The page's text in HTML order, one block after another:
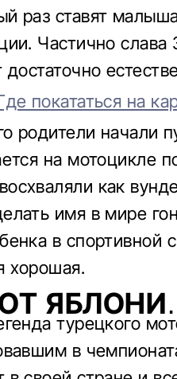
раз ставят
Частично
достаточно
покататься на
родители начали
на мотоцикле
как
имя в мире
в спортивной
хорошая.
турецкого
в